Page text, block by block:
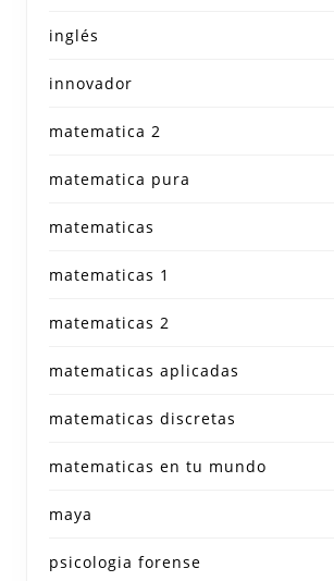
inglés
innovador
matematica 2
matematica pura
matematicas
matematicas 1
matematicas 2
matematicas aplicadas
matematicas discretas
matematicas en tu mundo
maya
psicologia forense